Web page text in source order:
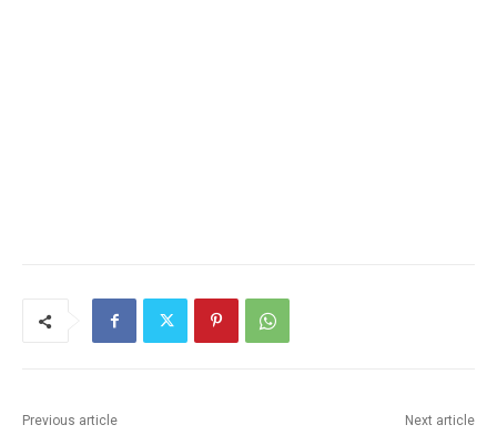
Previous article Next article